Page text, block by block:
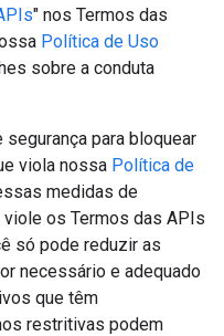
" nos Termos das
Política de Uso
sobre a conduta
para bloquear
viola nossa Política de
medidas de
os Termos das APIs
só pode reduzir as
necessário e adequado
que têm
restritivas podem